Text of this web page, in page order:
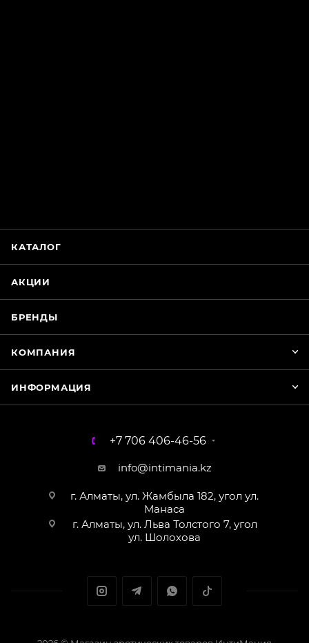
КАТАЛОГ
АКЦИИ
БРЕНДЫ
КОМПАНИЯ
ИНФОРМАЦИЯ
+7 706 406-46-56
info@intimania.kz
г. Алматы, ул. Жамбыла 182, угол ул.
Манаса
г. Алматы, ул. Льва Толстого 7, угол
ул. Шолохова
WhatsApp